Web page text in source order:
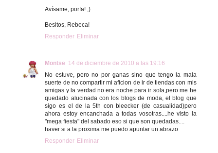
Avísame, porfa! ;)
Besitos, Rebeca!
Responder Eliminar
Montse 14 de diciembre de 2010 a las 19:16
No estuve, pero no por ganas sino que tengo la mala
suerte de no compartir mi aficion de ir de tiendas con mis
amigas y la verdad no era noche para ir sola,pero me he
quedado alucinada con los blogs de moda, el blog que
sigo es el de la 5th con bleecker (de casualidad)pero
ahora estoy encanchada a todas vosotras....he visto la
"mega fiesta" del sabado eso si que son quedadas....
haver si a la proxima me puedo apuntar un abrazo
Responder Eliminar